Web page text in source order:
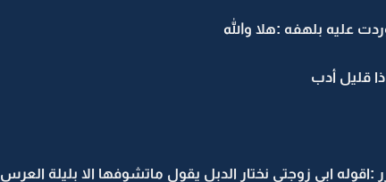
عليه بلهفه :هلا والله
قليل أدب
:اقوله ابي زوجتي نختار الدبل يقول ماتشوفها الا بليلة العرس